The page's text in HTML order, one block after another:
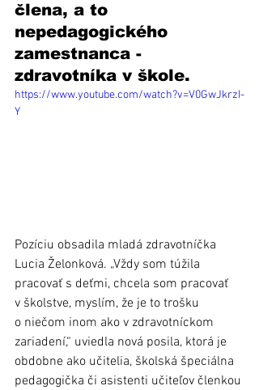
člena, a to
nepedagogického
zamestnanca -
zdravotníka v škole.
https://www.youtube.com/watch?v=V0GwJkrzI-
Y
Pozíciu obsadila mladá zdravotníčka
Lucia Želonková. „Vždy som túžila
pracovať s deťmi, chcela som pracovať
v školstve, myslím, že je to trošku
o niečom inom ako v zdravotníckom
zariadení,“ uviedla nová posila, ktorá je
obdobne ako učitelia, školská špeciálna
pedagogička či asistenti učiteľov členkou